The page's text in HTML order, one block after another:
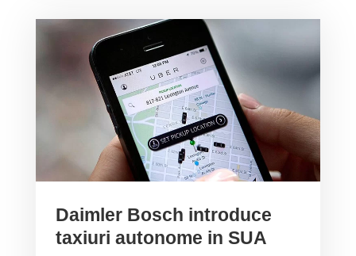
Daimler Bosch introduce
taxiuri autonome in SUA